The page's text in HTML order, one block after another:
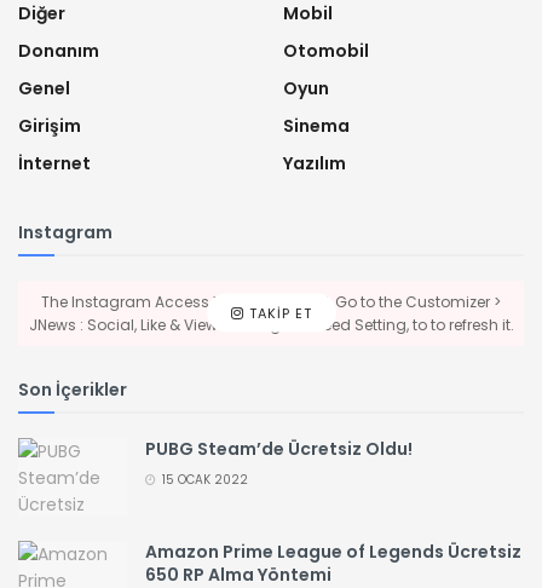
Diğer
Donanım
Genel
Girişim
İnternet
Mobil
Otomobil
Oyun
Sinema
Yazılım
Instagram
TAKIP ET
The Instagram Access Token is expired, Go to the Customizer >
JNews : Social, Like & View > Instagram Feed Setting, to to refresh it.
Son İçerikler
PUBG Steam’de Ücretsiz Oldu!
15 OCAK 2022
Amazon Prime League of Legends Ücretsiz
650 RP Alma Yöntemi